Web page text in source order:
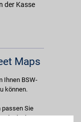
der Kasse
Maps
Ihnen BSW-
können.
passen Sie
erlauben